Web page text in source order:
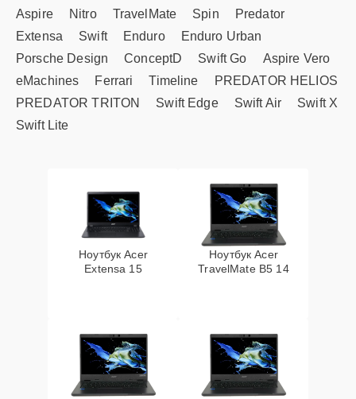
Aspire Nitro TravelMate Spin
Predator
Extensa
Swift Enduro
Enduro Urban
Porsche Design
ConceptD Swift Go
Aspire Vero
eMachines
Ferrari Timeline
PREDATOR HELIOS
PREDATOR TRITON
Swift Edge Swift Air
Swift X
Swift Lite
Ноутбук Acer
Extensa 15
Ноутбук Acer
TravelMate B5 14